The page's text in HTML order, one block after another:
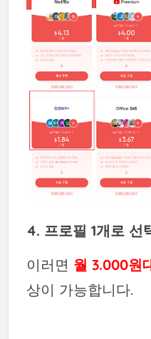
4. 프로필 1개로 선
이러면 월 3.000원
상이 가능합니다.